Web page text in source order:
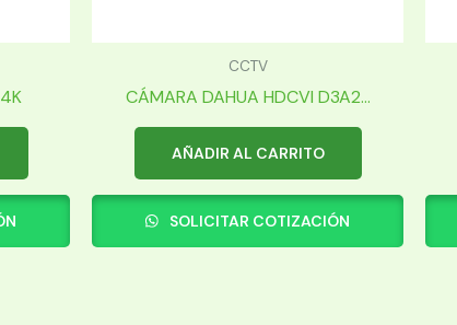
CCTV
CÁMARA DAHUA HDCVI D3A2...
AÑADIR AL CARRITO
SOLICITAR COTIZACIÓN